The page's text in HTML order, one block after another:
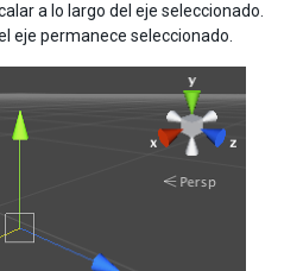
a lo largo del eje seleccionado.
eje permanece seleccionado.